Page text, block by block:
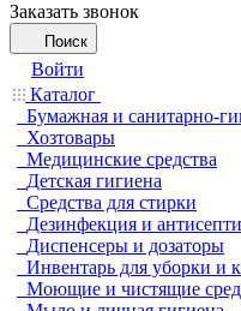
Заказать звонок
Поиск
Войти
Каталог
Бумажная и санитарно-
Хозтовары
Медицинские средства
Детская гигиена
Средства для стирки
Дезинфекция и
Диспенсеры и дозаторы
Инвентарь для уборки и
Моющие и чистящие